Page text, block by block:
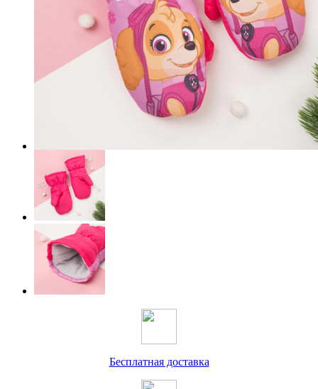
Бесплатная доставка